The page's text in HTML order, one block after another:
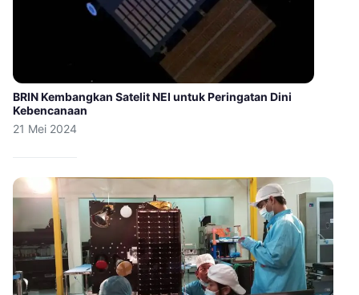
BRIN Kembangkan Satelit NEI untuk Peringatan Dini
Kebencanaan
21 Mei 2024